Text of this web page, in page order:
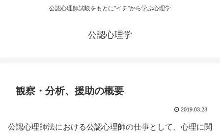
公認心理師試験をもとに"イチ"から学ぶ心理学
公認心理学
観察・分析、援助の概要
2019.03.23
公認心理師法における公認心理師の仕事として、心理に関